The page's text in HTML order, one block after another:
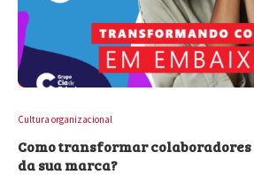
Cultura organizacional
Como transformar
da sua marca?